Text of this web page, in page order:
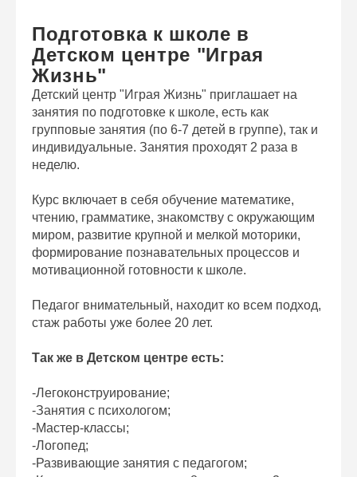
Подготовка к школе в
Детском центре "Играя
Жизнь"
Детский центр "Играя Жизнь" приглашает на
занятия по подготовке к школе, есть как
групповые занятия (по 6-7 детей в группе), так и
индивидуальные. Занятия проходят 2 раза в
неделю.
Курс включает в себя обучение математике,
чтению, грамматике, знакомству с окружающим
миром, развитие крупной и мелкой моторики,
формирование познавательных процессов и
мотивационной готовности к школе.
Педагог внимательный, находит ко всем подход,
стаж работы уже более 20 лет.
Так же в Детском центре есть:
-Легоконструирование;
-Занятия с психологом;
-Мастер-классы;
-Логопед;
-Развивающие занятия с педагогом;